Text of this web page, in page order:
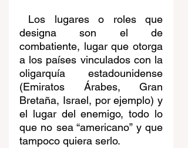
Los lugares o roles que
designa son el de
combatiente, lugar que otorga
a los países vinculados con la
oligarquía estadounidense
(Emiratos Árabes, Gran
Bretaña, Israel, por ejemplo) y
el lugar del enemigo, todo lo
que no sea “americano” y que
tampoco quiera serlo.